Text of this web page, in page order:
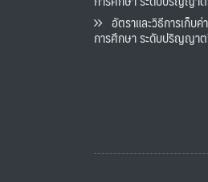
อัตราและวิธีการเก็บค่
การศึกษา ระดับปริญญา